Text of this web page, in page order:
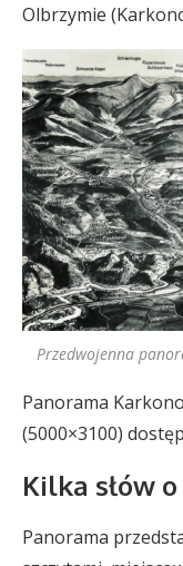
Olbrzymie
Przedwojenna
Panorama
(5000×3100)
Kilka słów
Panorama